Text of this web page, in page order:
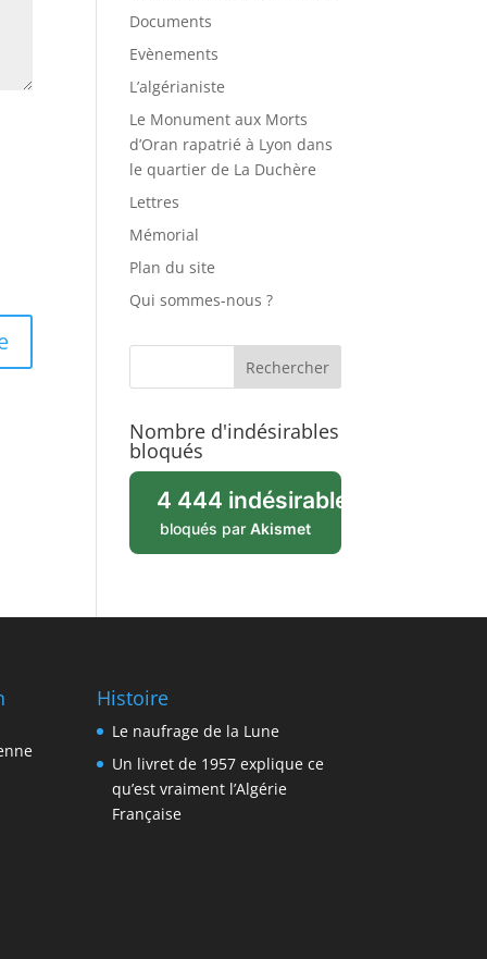
Documents
Evènements
L’algérianiste
Le Monument aux Morts
d’Oran rapatrié à Lyon dans
le quartier de La Duchère
Lettres
Mémorial
Plan du site
Qui sommes-nous ?
Nombre d'indésirables
bloqués
4 444 indésirables
bloqués par Akismet
Histoire
Le naufrage de la Lune
Un livret de 1957 explique ce
qu’est vraiment l’Algérie
Française